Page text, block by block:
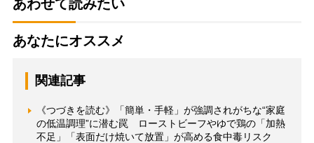
あわせて読みたい
あなたにオススメ
関連記事
《つづきを読む》「簡単・手軽」が強調されがちな“家庭
の低温調理”に潜む罠 ローストビーフやゆで鶏の「加熱
不足」「表面だけ焼いて放置」が高める食中毒リスク